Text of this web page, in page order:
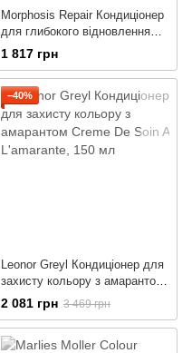
Morphosis Repair Кондиціонер
для глибокого відновлення
волосся
1 817 грн
−40%
Leonor Greyl Кондиціонер для
захисту кольору з амарантом
Creme De Soin A L'amarante
2 081 грн 3 469 грн